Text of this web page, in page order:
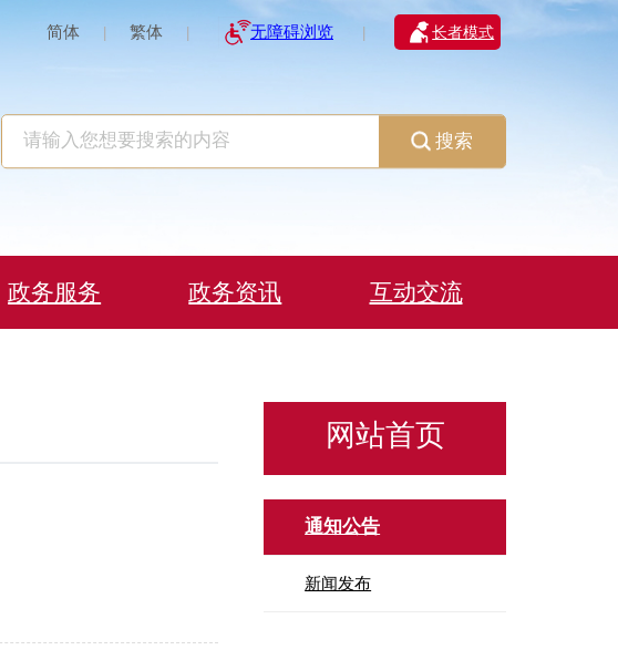
简体 | 繁体 | 无障碍浏览 | 长者模式
搜索
政务服务 政务资讯 互动交流
网站首页
通知公告
新闻发布